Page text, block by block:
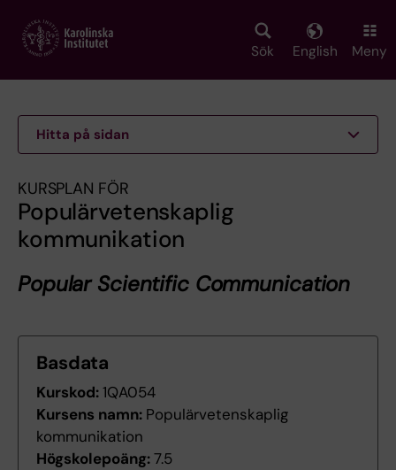
main
Sök English Meny
Hitta på sidan
KURSPLAN FÖR
Populärvetenskaplig
kommunikation
Popular Scientific Communication
Basdata
Kurskod:1QA054
Kursens namn: Populärvetenskaplig
kommunikation
Högskolepoäng:7.5